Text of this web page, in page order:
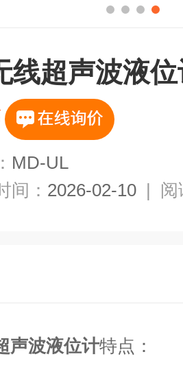
线超声波液
MD-UL
间： 2026-02-10 | 阅
声波液位计特点：